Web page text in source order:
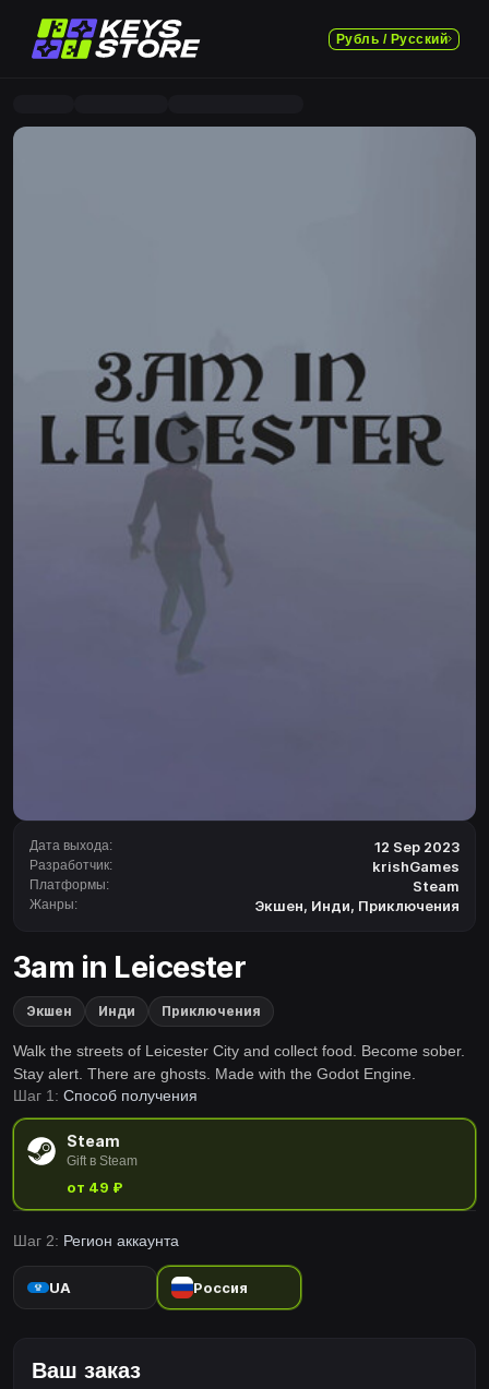
Рубль / Русский
Дата выхода: 12 Sep 2023
Разработчик: krishGames
Платформы: Steam
Жанры: Экшен, Инди, Приключения
3am in Leicester
Экшен Инди Приключения
Walk the streets of Leicester City and collect food. Become sober.
Stay alert. There are ghosts. Made with the Godot Engine.
Шаг 1: Способ получения
Steam
Gift в Steam
от 49 ₽
Шаг 2: Регион аккаунта
UA Россия
Ваш заказ